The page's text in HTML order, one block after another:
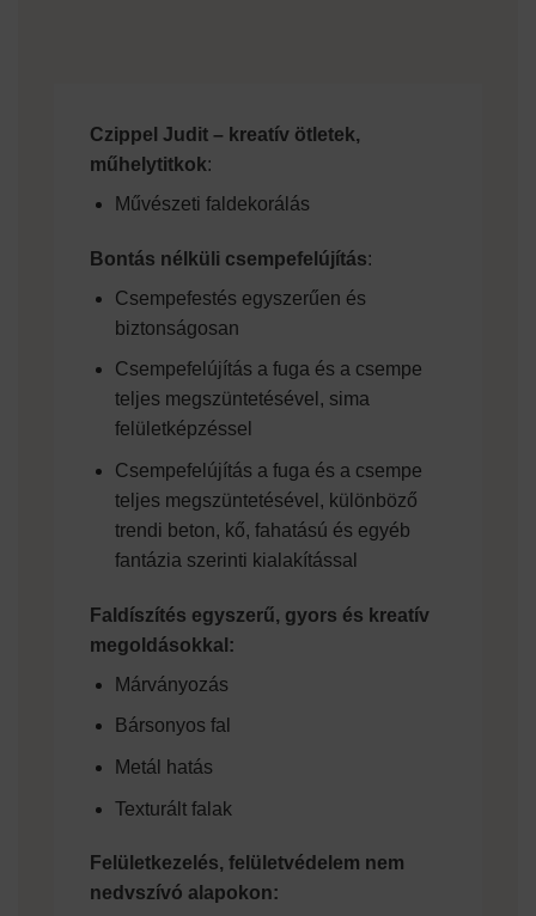
Czippel Judit – kreatív ötletek,
műhelytitkok:
Művészeti faldekorálás
Bontás nélküli csempefelújítás:
Csempefestés egyszerűen és
biztonságosan
Csempefelújítás a fuga és a csempe
teljes megszüntetésével, sima
felületképzéssel
Csempefelújítás a fuga és a csempe
teljes megszüntetésével, különböző
trendi beton, kő, fahatású és egyéb
fantázia szerinti kialakítással
Faldíszítés egyszerű, gyors és kreatív
megoldásokkal:
Márványozás
Bársonyos fal
Metál hatás
Texturált falak
Felületkezelés, felületvédelem nem
nedvszívó alapokon: